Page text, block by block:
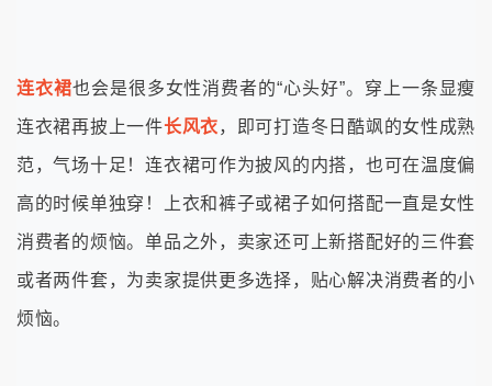
连衣裙也会是很多女性消费者的“心头好”。穿上一条显瘦
连衣裙再披上一件长风衣，即可打造冬日酷飒的女性成熟
范，气场十足！连衣裙可作为披风的内搭，也可在温度偏
高的时候单独穿！上衣和裤子或裙子如何搭配一直是女性
消费者的烦恼。单品之外，卖家还可上新搭配好的三件套
或者两件套，为卖家提供更多选择，贴心解决消费者的小
烦恼。